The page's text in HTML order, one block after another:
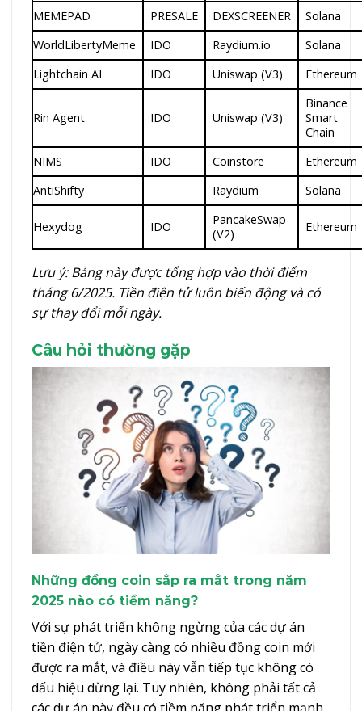
MEMEPAD
PRESALE DEXSCREENER
Solana
WorldLibertyMeme
IDO Raydium.io
Solana
Lightchain AI
IDO Uniswap (V3) Ethereum
Rin Agent IDO Uniswap (V3)
Binance
Smart
Chain
NIMS
IDO Coinstore
Ethereum
AntiShifty
Raydium Solana
Hexydog IDO
PancakeSwap
(V2)
Ethereum
Lưu ý: Bảng này được tổng hợp vào thời điểm
tháng 6/2025. Tiền điện tử luôn biến động và có
sự thay đổi mỗi ngày.
Câu hỏi thường gặp
Những đồng coin sắp ra mắt trong năm
2025 nào có tiềm năng?
Với sự phát triển không ngừng của các dự án
tiền điện tử, ngày càng có nhiều đồng coin mới
được ra mắt, và điều này vẫn tiếp tục không có
dấu hiệu dừng lại. Tuy nhiên, không phải tất cả